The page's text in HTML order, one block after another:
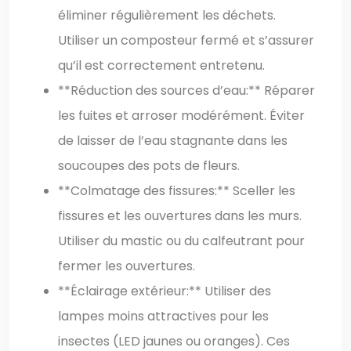
éliminer régulièrement les déchets.
Utiliser un composteur fermé et s’assurer
qu’il est correctement entretenu.
**Réduction des sources d’eau:** Réparer
les fuites et arroser modérément. Éviter
de laisser de l’eau stagnante dans les
soucoupes des pots de fleurs.
**Colmatage des fissures:** Sceller les
fissures et les ouvertures dans les murs.
Utiliser du mastic ou du calfeutrant pour
fermer les ouvertures.
**Éclairage extérieur:** Utiliser des
lampes moins attractives pour les
insectes (LED jaunes ou oranges). Ces